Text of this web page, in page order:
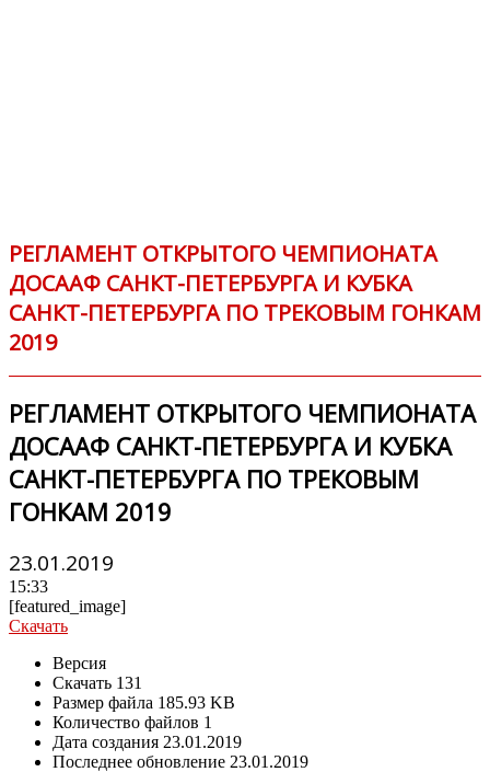
РЕГЛАМЕНТ ОТКРЫТОГО ЧЕМПИОНАТА
ДОСААФ САНКТ-ПЕТЕРБУРГА И КУБКА
САНКТ-ПЕТЕРБУРГА ПО ТРЕКОВЫМ ГОНКАМ
2019
РЕГЛАМЕНТ ОТКРЫТОГО ЧЕМПИОНАТА
ДОСААФ САНКТ-ПЕТЕРБУРГА И КУБКА
САНКТ-ПЕТЕРБУРГА ПО ТРЕКОВЫМ
ГОНКАМ 2019
23.01.2019
15:33
[featured_image]
Скачать
Версия
Скачать 131
Размер файла 185.93 KB
Количество файлов 1
Дата создания 23.01.2019
Последнее обновление 23.01.2019